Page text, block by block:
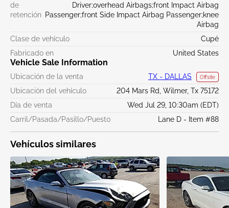
de
retención
Driver;overhead Airbags;front Impact Airbag
Passenger;front Side Impact Airbag Passenger;knee
Airbag
Clase de vehículo
Cupé
Fabricado en
United States
Vehicle Sale Information
Ubicación de la venta TX - DALLAS Offsite
Ubicación del vehículo
204 Mars Rd, Wilmer, Tx 75172
Día de venta
Wed Jul 29, 10:30am (EDT)
Carril/Pasada/Pasillo/Puesto
Lane D - Item #88
Vehículos similares